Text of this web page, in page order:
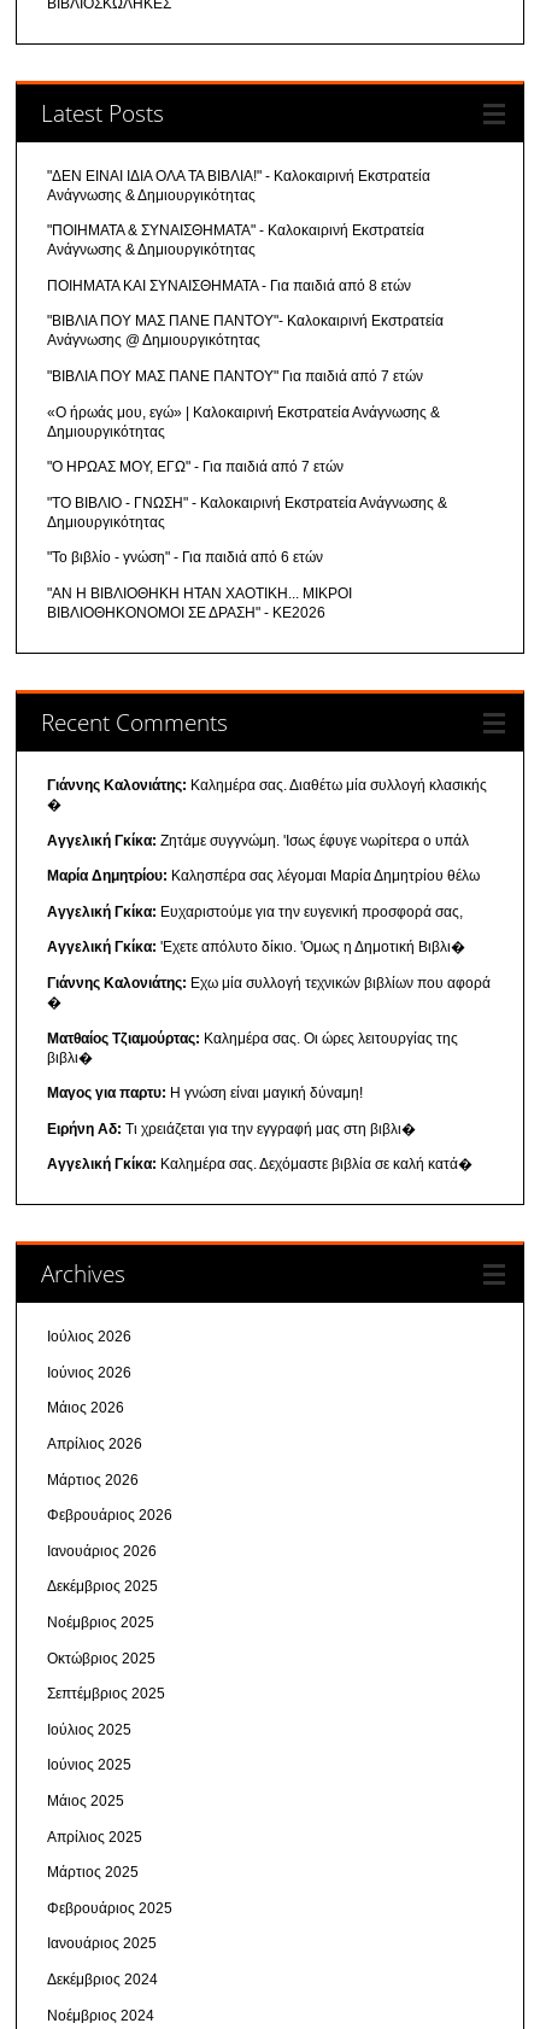
Latest Posts
"ΔΕΝ ΕΙΝΑΙ ΙΔΙΑ ΟΛΑ ΤΑ ΒΙΒΛΙΑ!" - Καλοκαιρινή Εκστρατεία
Ανάγνωσης & Δημιουργικότητας
"ΠΟΙΗΜΑΤΑ & ΣΥΝΑΙΣΘΗΜΑΤΑ" - Καλοκαιρινή Εκστρατεία
Ανάγνωσης & Δημιουργικότητας
ΠΟΙΗΜΑΤΑ ΚΑΙ ΣΥΝΑΙΣΘΗΜΑΤΑ - Για παιδιά από 8 ετών
"ΒΙΒΛΙΑ ΠΟΥ ΜΑΣ ΠΑΝΕ ΠΑΝΤΟΥ"- Καλοκαιρινή Εκστρατεία
Ανάγνωσης @ Δημιουργικότητας
"ΒΙΒΛΙΑ ΠΟΥ ΜΑΣ ΠΑΝΕ ΠΑΝΤΟΥ" Για παιδιά από 7 ετών
«Ο ήρωάς μου, εγώ» | Καλοκαιρινή Εκστρατεία Ανάγνωσης &
Δημιουργικότητας
"Ο ΗΡΩΑΣ ΜΟΥ, ΕΓΩ" - Για παιδιά από 7 ετών
"ΤΟ ΒΙΒΛΙΟ - ΓΝΩΣΗ" - Καλοκαιρινή Εκστρατεία Ανάγνωσης &
Δημιουργικότητας
"Το βιβλίο - γνώση" - Για παιδιά από 6 ετών
"ΑΝ Η ΒΙΒΛΙΟΘΗΚΗ ΗΤΑΝ ΧΑΟΤΙΚΗ... ΜΙΚΡΟΙ
ΒΙΒΛΙΟΘΗΚΟΝΟΜΟΙ ΣΕ ΔΡΑΣΗ" - ΚΕ2026
Recent Comments
Γιάννης Καλονιάτης: Καλημέρα σας. Διαθέτω μία συλλογή κλασικής
�
Αγγελική Γκίκα: Ζητάμε συγγνώμη. 'Ισως έφυγε νωρίτερα ο υπάλ
Μαρία Δημητρίου: Καλησπέρα σας λέγομαι Μαρία Δημητρίου θέλω
Αγγελική Γκίκα: Ευχαριστούμε για την ευγενική προσφορά σας,
Αγγελική Γκίκα: 'Εχετε απόλυτο δίκιο. 'Ομως η Δημοτική Βιβλι�
Γιάννης Καλονιάτης: Εχω μία συλλογή τεχνικών βιβλίων που αφορά
�
Ματθαίος Τζιαμούρτας: Καλημέρα σας. Οι ώρες λειτουργίας της
βιβλι�
Μαγος για παρτυ: Η γνώση είναι μαγική δύναμη!
Ειρήνη Αδ: Τι χρειάζεται για την εγγραφή μας στη βιβλι�
Αγγελική Γκίκα: Καλημέρα σας. Δεχόμαστε βιβλία σε καλή κατά�
Archives
Ιούλιος 2026
Ιούνιος 2026
Μάιος 2026
Απρίλιος 2026
Μάρτιος 2026
Φεβρουάριος 2026
Ιανουάριος 2026
Δεκέμβριος 2025
Νοέμβριος 2025
Οκτώβριος 2025
Σεπτέμβριος 2025
Ιούλιος 2025
Ιούνιος 2025
Μάιος 2025
Απρίλιος 2025
Μάρτιος 2025
Φεβρουάριος 2025
Ιανουάριος 2025
Δεκέμβριος 2024
Νοέμβριος 2024